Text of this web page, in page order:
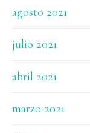
agosto 2021
julio 2021
abril 2021
marzo 2021